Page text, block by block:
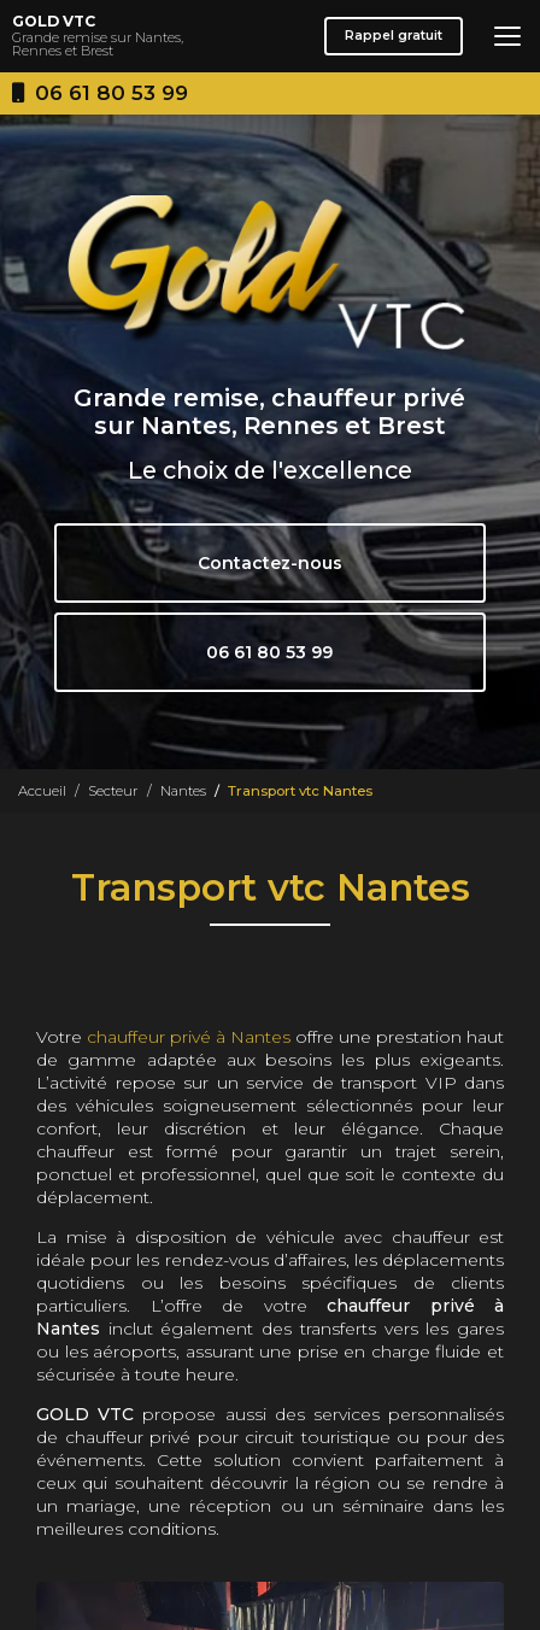
Aller
au
contenu
principal
06 61 80 53 99
GOLD VTC
Grande remise sur Nantes,
Rennes et Brest
Rappel gratuit
Grande remise, chauffeur privé
sur Nantes, Rennes et Brest
Le choix de l'excellence
Contactez-nous
06 61 80 53 99
Accueil Secteur Nantes Transport vtc Nantes
Transport vtc Nantes
Votre chauffeur privé à Nantes offre une prestation haut
de gamme adaptée aux besoins les plus exigeants.
L’activité repose sur un service de transport VIP dans
des véhicules soigneusement sélectionnés pour leur
confort, leur discrétion et leur élégance. Chaque
chauffeur est formé pour garantir un trajet serein,
ponctuel et professionnel, quel que soit le contexte du
déplacement.
La mise à disposition de véhicule avec chauffeur est
idéale pour les rendez-vous d’affaires, les déplacements
quotidiens ou les besoins spécifiques de clients
particuliers. L’offre de votre chauffeur privé à
Nantes inclut également des transferts vers les gares
ou les aéroports, assurant une prise en charge fluide et
sécurisée à toute heure.
GOLD VTC propose aussi des services personnalisés
de chauffeur privé pour circuit touristique ou pour des
événements. Cette solution convient parfaitement à
ceux qui souhaitent découvrir la région ou se rendre à
un mariage, une réception ou un séminaire dans les
meilleures conditions.